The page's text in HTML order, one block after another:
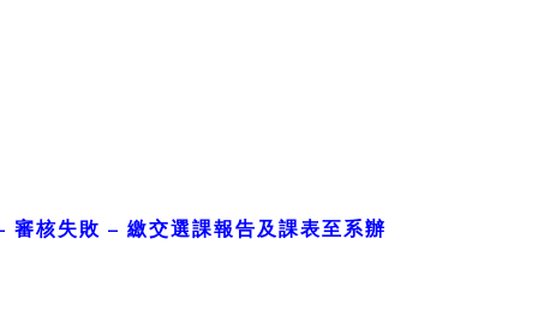
審核失敗 – 繳交選課報告及課表至系辦